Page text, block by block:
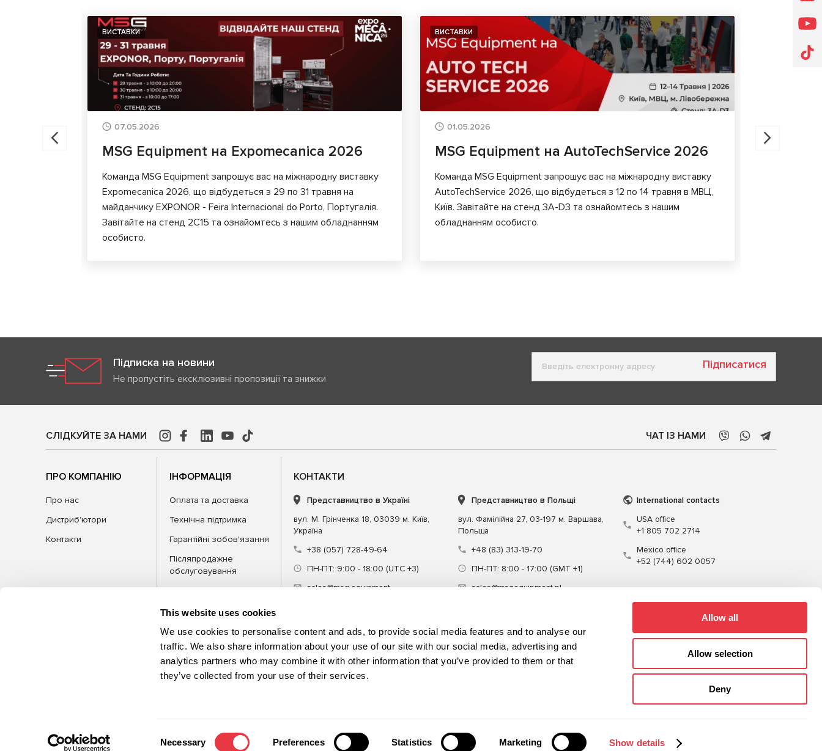
This website uses cookies
We use cookies to personalise content and ads, to provide social media features and to analyse our
traffic. We also share information about your use of our site with our social media, advertising and
analytics partners who may combine it with other information that you’ve provided to them or that
they’ve collected from your use of their services.
Necessary Preferences Statistics Marketing Show details
Allow all
Allow selection
Deny
ВИСТАВКИ
07.05.2026
MSG Equipment на Expomecanica 2026
Команда MSG Equipment запрошує вас на міжнародну виставку
Expomecanica 2026, що відбудеться з 29 по 31 травня на
майданчику EXPONOR - Feira Internacional do Porto, Португалія.
Завітайте на стенд 2C15 та ознайомтесь з нашим обладнанням
особисто.
ВИСТАВКИ
01.05.2026
MSG Equipment на AutoTechService 2026
Команда MSG Equipment запрошує вас на міжнародну виставку
AutoTechService 2026, що відбудеться з 12 по 14 травня в МВЦ,
Київ. Завітайте на стенд 3A-D3 та ознайомтесь з нашим
обладнанням особисто.
ВИСТАВКИ
Підписка на новини
Не пропустіть ексклюзивні пропозиції та знижки
Підписатися
СЛІДКУЙТЕ ЗА НАМИ ЧАТ ІЗ НАМИ
ПРО КОМПАНІЮ
Про нас
Дистриб'ютори
Контакти
ІНФОРМАЦІЯ
Оплата та доставка
Технічна підтримка
Гарантійні зобов'язання
Післяпродажне
обслуговування
FAQ
Блог
КОНТАКТИ
Представництво в Україні
вул. М. Грінченка 18, 03039 м. Київ,
Україна
+38 (057) 728-49-64
ПН-ПТ: 9:00 - 18:00 (UTC +3)
sales@msg.equipment
Представництво в Польщі
вул. Фамілійна 27, 03-197 м. Варшава,
Польща
+48 (83) 313-19-70
ПН-ПТ: 8:00 - 17:00 (GMT +1)
sales@msgequipment.pl
International contacts
USA office
+1 805 702 2714
Mexico office
+52 (744) 602 0057
Обладнання Спецінструмент Навчання Кабелі